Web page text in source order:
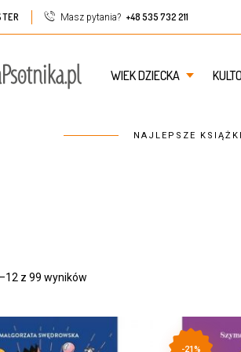
Masz pytania? +48 535 732 211
WIEK DZIECKA
NAJLEPSZE
z 99 wyników
-21%